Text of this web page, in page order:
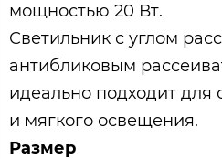
мощностью 20 Вт.
Светильник с углом
антибликовым
идеально подходит
и мягкого освещения.
Размер